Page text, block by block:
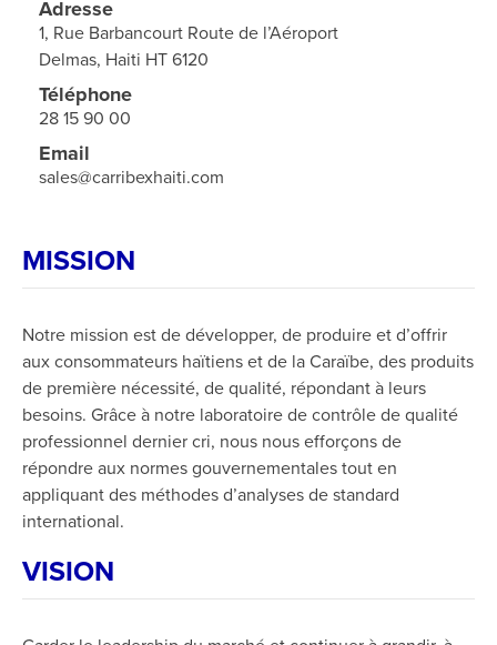
Adresse
1, Rue Barbancourt Route de l’Aéroport
Delmas, Haiti HT 6120
Téléphone
28 15 90 00
Email
sales@carribexhaiti.com
MISSION
Notre mission est de développer, de produire et d’offrir
aux consommateurs haïtiens et de la Caraïbe, des produits
de première nécessité, de qualité, répondant à leurs
besoins. Grâce à notre laboratoire de contrôle de qualité
professionnel dernier cri, nous nous efforçons de
répondre aux normes gouvernementales tout en
appliquant des méthodes d’analyses de standard
international.
VISION